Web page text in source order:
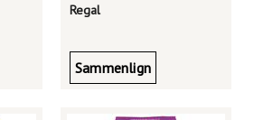
Regal
Sammenlign